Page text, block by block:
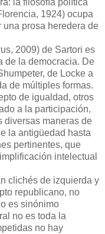
1924) ocupa
una prosa heredera de
2009) de Sartori es
de la democracia. De
de Locke a
de múltiples formas.
de igualdad, otros
a la participación,
diversas maneras de
la antigüedad hasta
pertinentes, que
intelectual
clichés de izquierda y
republicano, no
es sinónimo
no es toda la
no hay